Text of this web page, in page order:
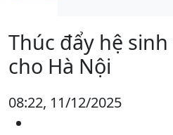
Thúc đẩy hệ
cho Hà Nội
08:22, 11/12/2025